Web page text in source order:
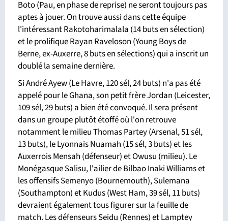
Boto (Pau, en phase de reprise) ne seront toujours pas
aptes à jouer. On trouve aussi dans cette équipe
l'intéressant Rakotoharimalala (14 buts en sélection)
et le prolifique Rayan Raveloson (Young Boys de
Berne, ex-Auxerre, 8 buts en sélections) qui a inscrit un
doublé la semaine dernière.
Si André Ayew (Le Havre, 120 sél, 24 buts) n'a pas été
appelé pour le Ghana, son petit frère Jordan (Leicester,
109 sél, 29 buts) a bien été convoqué. Il sera présent
dans un groupe plutôt étoffé où l'on retrouve
notamment le milieu Thomas Partey (Arsenal, 51 sél,
13 buts), le Lyonnais Nuamah (15 sél, 3 buts) et les
Auxerrois Mensah (défenseur) et Owusu (milieu). Le
Monégasque Salisu, l'ailier de Bilbao Inaki Williams et
les offensifs Semenyo (Bournemouth), Sulemana
(Southampton) et Kudus (West Ham, 39 sél, 11 buts)
devraient également tous figurer sur la feuille de
match. Les défenseurs Seidu (Rennes) et Lamptey